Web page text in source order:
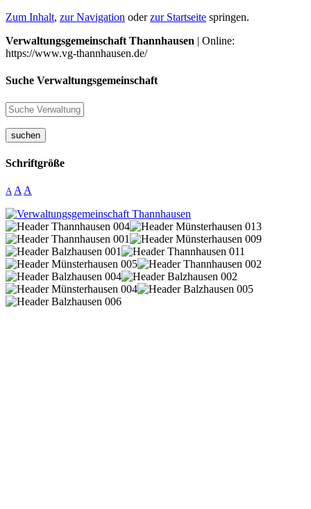
Zum Inhalt, zur Navigation oderzur Startseite springen.
Verwaltungsgemeinschaft Thannhausen | Online:
https://www.vg-thannhausen.de/
Suche Verwaltungsgemeinschaft
suchen
Schriftgröße
A A A